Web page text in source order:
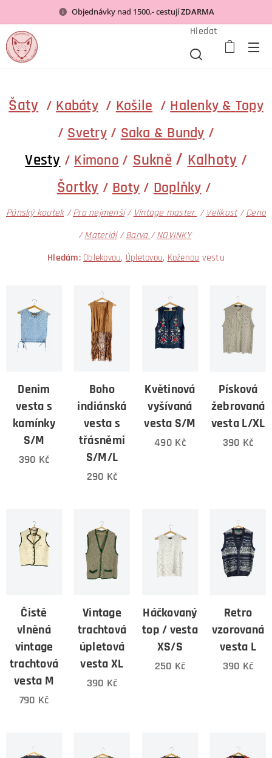
Objednávky nad 1500,- cestujíZDARMA
Hledat
Šaty / Kabáty/ Košile / Halenky & Topy
/ Svetry/ Saka & Bundy /
Vesty / Kimono / Sukně / Kalhoty /
Šortky / Boty / Doplňky /
Pánský koutek/Pro nejmenší/ Vintage master / Velikost/Cena
/Materiál/Barva /NOVINKY
Hledám: Oblekovou, Úpletovou, Koženou vestu
Denim
vesta s
kamínky
S/M
390 Kč
Boho
indiánská
vesta s
třásněmi
S/M/L
290 Kč
Květinová
vyšívaná
vesta S/M
490 Kč
Písková
žebrovaná
vesta L/XL
390 Kč
Čistě
vlněná
vintage
trachtová
vesta M
790 Kč
Vintage
trachtová
úpletová
vesta XL
390 Kč
Háčkovaný
top / vesta
XS/S
250 Kč
Retro
vzorovaná
vesta L
390 Kč